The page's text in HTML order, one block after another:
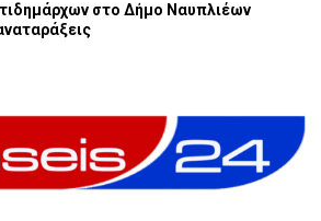
στο Δήμο Ναυπλιέων